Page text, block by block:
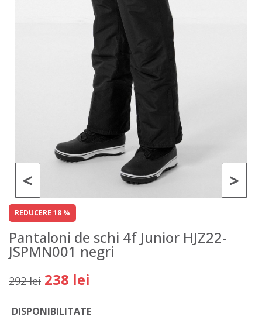
>
<
REDUCERE 18 %
Pantaloni de schi 4f Junior HJZ22-
JSPMN001 negri
292 lei 238 lei
DISPONIBILITATE